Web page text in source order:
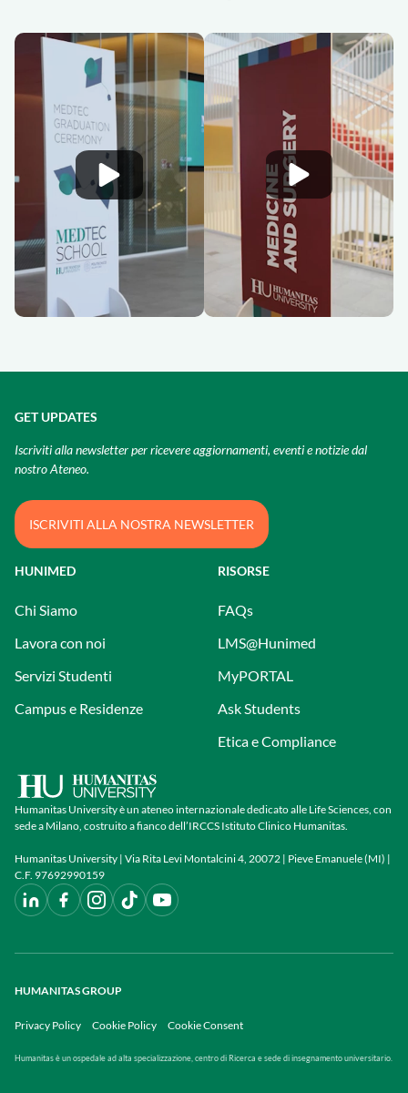
Humanitas University è un ateneo internazionale dedicato alle Life Sciences, con
sede a Milano, costruito a fianco dell’IRCCS Istituto Clinico Humanitas.
Humanitas University | Via Rita Levi Montalcini 4, 20072 | Pieve Emanuele (MI) |
C.F. 97692990159
HUNIMED
Chi Siamo
Lavora con noi
Servizi Studenti
Campus e Residenze
RISORSE
FAQs
LMS@Hunimed
MyPORTAL
Ask Students
Etica e Compliance
GET UPDATES
Iscriviti alla newsletter per ricevere aggiornamenti, eventi e notizie dal
nostro Ateneo.
ISCRIVITI ALLA NOSTRA NEWSLETTER
HUMANITAS GROUP
Humanitas è un ospedale ad alta specializzazione, centro di Ricerca e sede di insegnamento universitario.
Privacy Policy Cookie Policy Cookie Consent